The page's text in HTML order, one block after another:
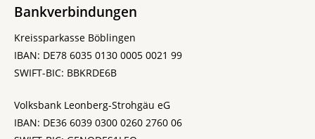
Bankverbindungen
Kreissparkasse Böblingen
IBAN: DE78 6035 0130 0005 0021 99
SWIFT-BIC: BBKRDE6B
Volksbank Leonberg-Strohgäu eG
IBAN: DE36 6039 0300 0260 2760 06